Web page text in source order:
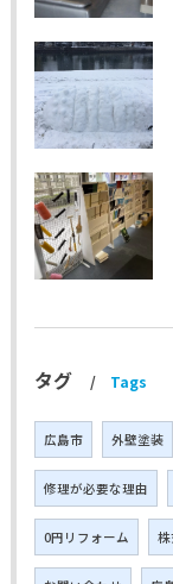
タグ Tags
広島市 外壁塗装
修理が必要な理由
0円リフォーム